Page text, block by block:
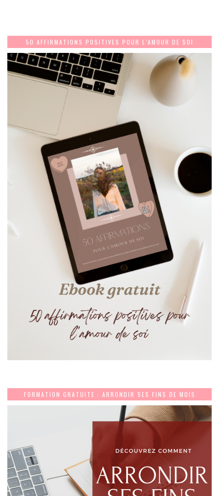
50 AFFIRMATIONS POSITIVES POUR L’AMOUR DE SOI
FORMATION GRATUITE : ARRONDIR SES FINS DE MOIS